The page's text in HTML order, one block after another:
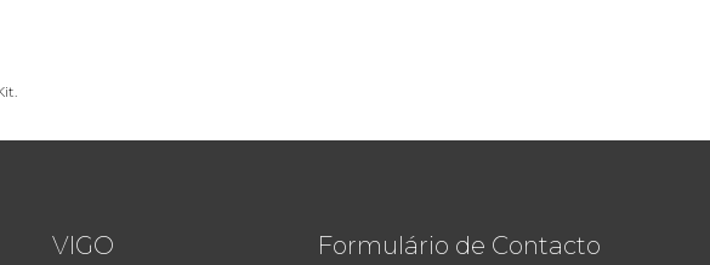
VIGO Formulário de Contacto